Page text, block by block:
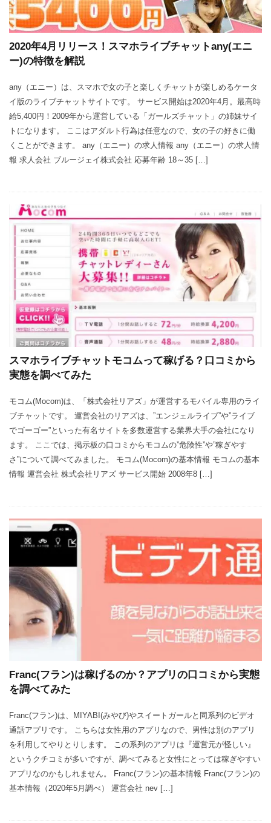
2020年4月リリース！スマホライブチャットany(エニ
ー)の特徴を解説
any（エニー）は、スマホで女の子と楽しくチャットが楽しめるケータ
イ版のライブチャットサイトです。 サービス開始は2020年4月。最高時
給5,400円！2009年から運営している「ガールズチャット」の姉妹サイ
トになります。 ここはアダルト行為は任意なので、女の子の好きに働
くことができます。 any（エニー）の求人情報 any（エニー）の求人情
報 求人会社 ブルージェイ株式会社 応募年齢 18～35 […]
スマホライブチャットモコムって稼げる？口コミから
実態を調べてみた
モコム(Mocom)は、「株式会社リアズ」が運営するモバイル専用のライ
ブチャットです。 運営会社のリアズは、”エンジェルライブ”や”ライブ
でゴーゴー”といった有名サイトを多数運営する業界大手の会社になり
ます。 ここでは、掲示板の口コミからモコムの”危険性”や”稼ぎやす
さ”について調べてみました。 モコム(Mocom)の基本情報 モコムの基本
情報 運営会社 株式会社リアズ サービス開始 2008年8 […]
Franc(フラン)は稼げるのか？アプリの口コミから実態
を調べてみた
Franc(フラン)は、MIYABI(みやび)やスイートガールと同系列のビデオ
通話アプリです。 こちらは女性用のアプリなので、男性は別のアプリ
を利用してやりとりします。 この系列のアプリは『運営元が怪しい』
というクチコミが多いですが、調べてみると女性にとっては稼ぎやすい
アプリなのかもしれません。 Franc(フラン)の基本情報 Franc(フラン)の
基本情報（2020年5月調べ） 運営会社 nev […]